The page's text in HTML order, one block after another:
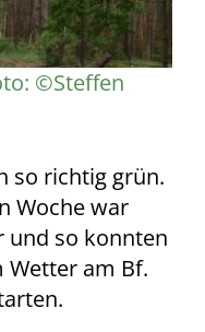
©Steffen
so richtig grün.
Woche war
und so konnten
am Bf.